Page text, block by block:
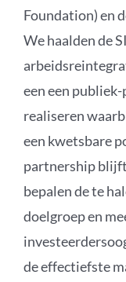
Foundation) en
We haalden de
een een
realiseren
een kwetsbare
partnership blijft
bepalen de te
doelgroep en
de effectiefste